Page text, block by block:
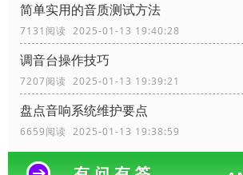
简单实用的音质测试方法
7131阅读 2025-01-13 19:40:28
调音台操作技巧
7207阅读 2025-01-13 19:39:21
盘点音响系统维护要点
6659阅读 2025-01-13 19:38:59